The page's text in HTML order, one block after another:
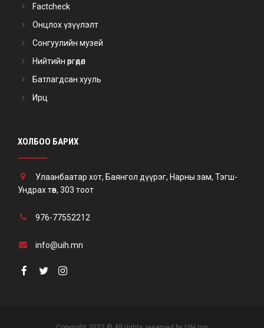
Factcheck
Онцлох үзүүлэлт
Сонгуулийн музей
Нийтийн өргөдөл
Батлагдсан хууль
Ирц
ХОЛБОО БАРИХ
Улаанбаатар хот, Баянгол дүүрэг, Нарны зам, Тэгш-
Ундрах төв, 303 тоот
976-77552212
info@uih.mn